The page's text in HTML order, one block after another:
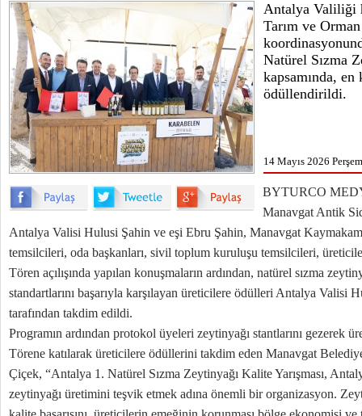
Antalya Valiliği
Tarım ve
Natürel Sızma
kapsamında,
ödüllendirildi.
14 Mayıs 2026
BYTURCO
Manavgat Antik
Antalya Valisi Hulusi Şahin ve eşi Ebru Şahin, Manavgat
temsilcileri, oda başkanları, sivil toplum kuruluşu temsilcileri,
Tören açılışında yapılan konuşmaların ardından, natürel sızma
standartlarını başarıyla karşılayan üreticilere ödülleri Antalya Valisi
tarafından takdim edildi.
Programın ardından protokol üyeleri zeytinyağı stantlarını gezerek
Törene katılarak üreticilere ödüllerini takdim eden Manavgat
Çiçek, “Antalya 1. Natürel Sızma Zeytinyağı Kalite Yarışması,
zeytinyağı üretimini teşvik etmek adına önemli bir organizasyon.